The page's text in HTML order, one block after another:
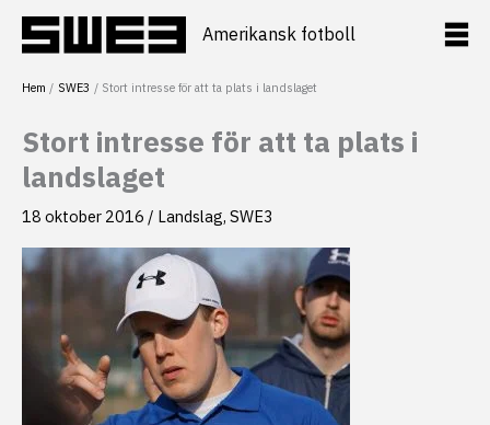
innehåll
Amerikansk fotboll
Hem SWE3 Stort intresse för att ta plats i landslaget
Stort intresse för att ta plats i
landslaget
18 oktober 2016 / Landslag, SWE3